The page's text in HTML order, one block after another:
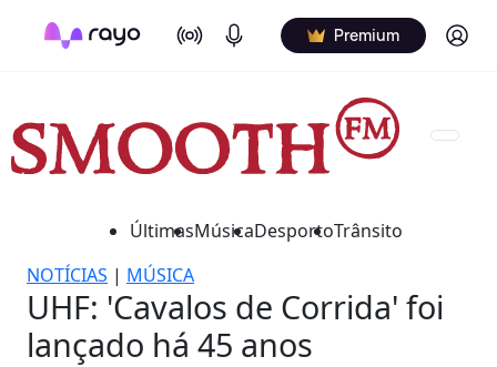
On Air Podcasts Premium Log in
ÚltimasMúsicaDesportoTrânsito
NOTÍCIAS | MÚSICA
UHF: 'Cavalos de Corrida' foi
lançado há 45 anos